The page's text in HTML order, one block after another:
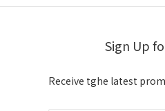
Sign Up
Receive tghe latest